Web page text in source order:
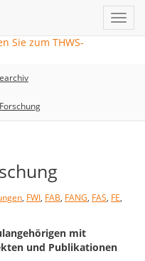
, FWI, FAB, FANG, FAS, FE,
mit
und Publikationen